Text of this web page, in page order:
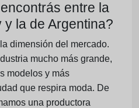
entre la
la de Argentina?
dimensión del mercado.
mucho más grande,
modelos y más
que respira moda. De
una productora